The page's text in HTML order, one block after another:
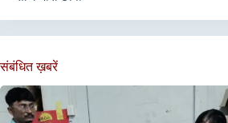
संबंधित ख़बरें